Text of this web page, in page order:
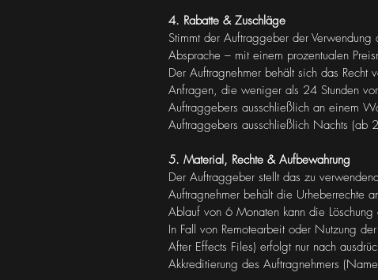
4. Rabatte & Zuschläge
Stimmt der Auftraggeber der
Absprache – mit einem prozentualen
Der Auftragnehmer behält sich das
Anfragen, die weniger als 24 Stunden
Auftraggebers ausschließlich an einem
Auftraggebers ausschließlich Nachts (ab
5. Material, Rechte & Aufbewahrung
Der Auftraggeber stellt das zu
Auftragnehmer behält die Urheberrechte
Ablauf von 6 Monaten kann die
In Fall von Remotearbeit oder Nutzung
After Effects Files) erfolgt nur nach
Akkreditierung des Auftragnehmers